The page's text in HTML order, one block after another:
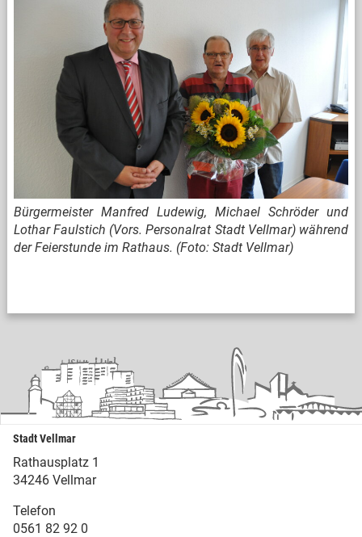
Bürgermeister Manfred Ludewig, Michael Schröder und
Lothar Faulstich (Vors. Personalrat Stadt Vellmar) während
der Feierstunde im Rathaus. (Foto: Stadt Vellmar)
Stadt Vellmar
Rathausplatz 1
34246 Vellmar
Telefon
0561 82 92 0